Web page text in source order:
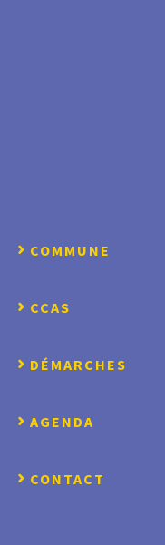
COMMUNE
CCAS
DÉMARCHES
AGENDA
CONTACT